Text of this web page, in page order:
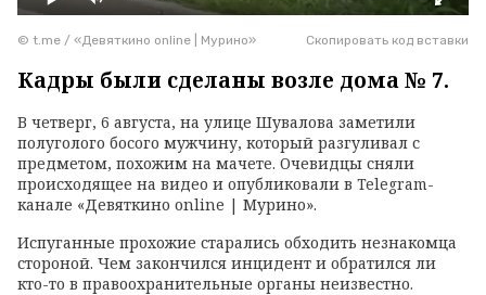
Скопировать код вставки
© t.me / «Девяткино online | Мурино»
Кадры были сделаны возле дома № 7.
В четверг, 6 августа, на улице Шувалова заметили
полуголого босого мужчину, который разгуливал с
предметом, похожим на мачете. Очевидцы сняли
происходящее на видео и опубликовали в Telegram-
канале «Девяткино online | Мурино».
Испуганные прохожие старались обходить незнакомца
стороной. Чем закончился инцидент и обратился ли
кто-то в правоохранительные органы неизвестно.